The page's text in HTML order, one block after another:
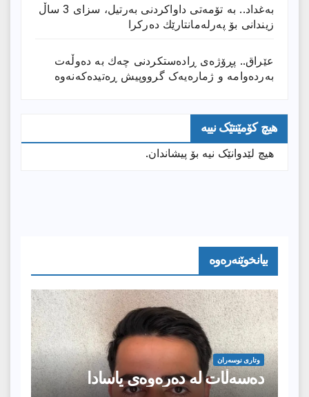
بەغداد.. بە تۆمەتی داواكردنی بەرتیل، سزای 3 ساڵ
زیندانی بۆ پەرلەمانتارێك دەركرا
عێراق.. پڕۆژەی ڕادەستكردنی چەك بە دەوڵەت
بەردەوامە و ژمارەیەک گرووپیش ڕەتیدەکەنەوە
هیچ کۆمێنتێک نییە
هیچ لێدوانێک نیە بۆ پیشاندان.
بیانخوێنەرەوە
وتارى نوسەران
دەسەڵات لە دەرەوەی یاسادا